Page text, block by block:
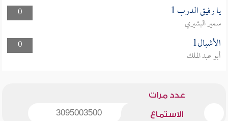
0
يا رفيق الدرب 1
سمير البشيري
0
الأشبال1
أبو عبد الملك
عدد مرات
الاستماع 3095003500